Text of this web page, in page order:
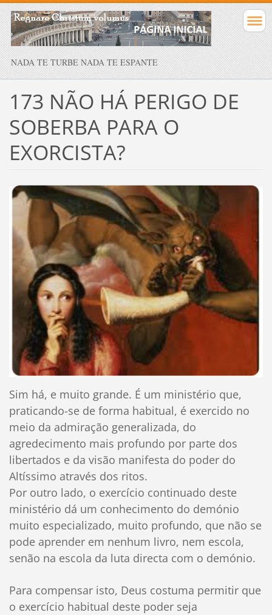
NADA TE TURBE NADA TE ESPANTE
173 NÃO HÁ PERIGO DE
SOBERBA PARA O
EXORCISTA?
Sim há, e muito grande. É um ministério que,
praticando-se de forma habitual, é exercido no
meio da admiração generalizada, do
agredecimento mais profundo por parte dos
libertados e da visão manifesta do poder do
Altíssimo através dos ritos.
Por outro lado, o exercício continuado deste
ministério dá um conhecimento do demónio
muito especializado, muito profundo, que não se
pode aprender em nenhum livro, nem escola,
senão na escola da luta directa com o demónio.
Para compensar isto, Deus costuma permitir que
o exercício habitual deste poder seja